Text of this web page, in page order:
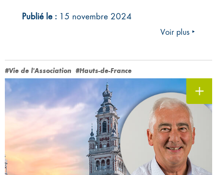
Publié le : 15 novembre 2024
Voir plus ‣
#Vie de l'Association #Hauts-de-France